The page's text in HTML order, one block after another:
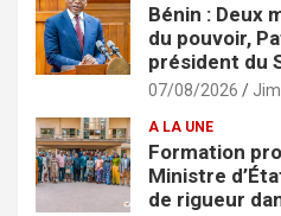
Bénin : Deux
du pouvoir,
président du
07/08/2026
A LA UNE
Formation
Ministre
de rigueur